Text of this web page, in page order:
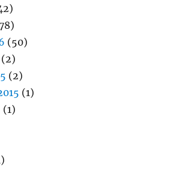
(50)
(2)
(2)
(1)
(1)